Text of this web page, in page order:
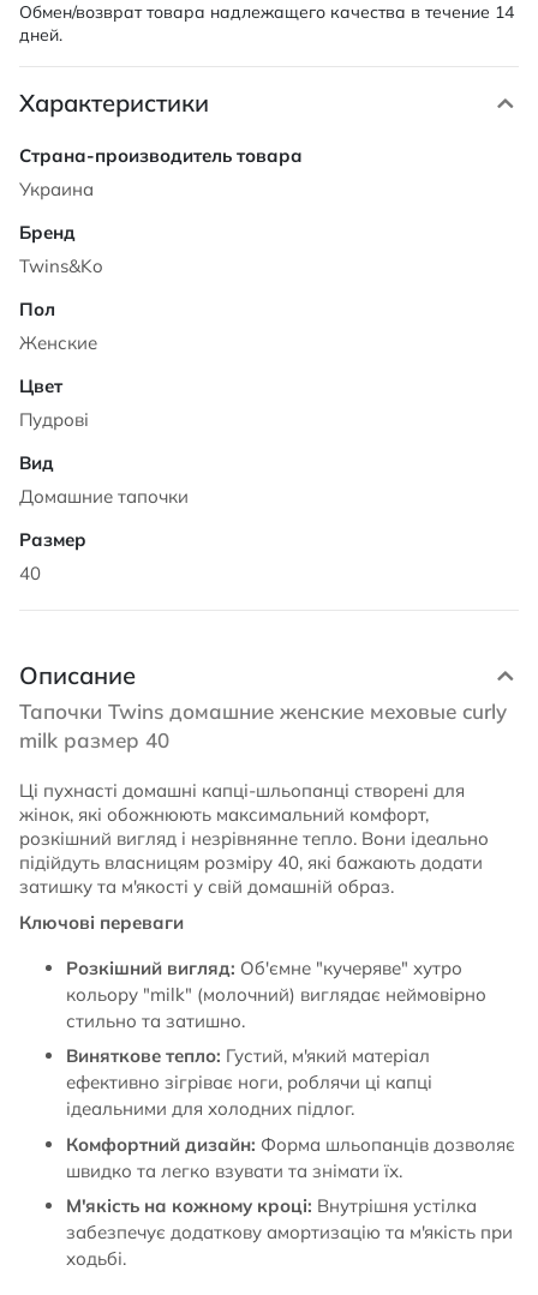
Обмен/возврат товара надлежащего качества в течение 14
дней.
Характеристики
Характеристики
Украина
Twins&Ko
Женские
Пудрові
Домашние тапочки
40
Описание
Тапочки Twins домашние женские меховые curly
milk размер 40
Ці пухнасті домашні капці-шльопанці створені для
жінок, які обожнюють максимальний комфорт,
розкішний вигляд і незрівнянне тепло. Вони ідеально
підійдуть власницям розміру 40, які бажають додати
затишку та м'якості у свій домашній образ.
Ключові переваги
Розкішний вигляд: Об'ємне "кучеряве" хутро
кольору "milk" (молочний) виглядає неймовірно
стильно та затишно.
Виняткове тепло: Густий, м'який матеріал
ефективно зігріває ноги, роблячи ці капці
ідеальними для холодних підлог.
Комфортний дизайн: Форма шльопанців дозволяє
швидко та легко взувати та знімати їх.
М'якість на кожному кроці: Внутрішня устілка
забезпечує додаткову амортизацію та м'якість при
ходьбі.